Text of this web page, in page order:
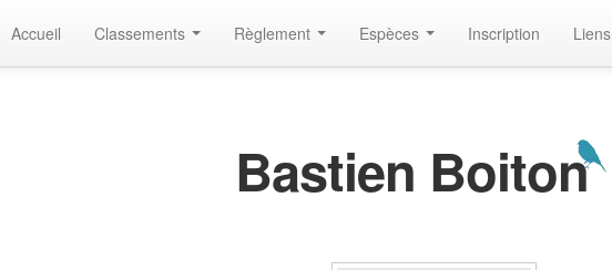
Accueil Classements Règlement Espèces Inscription Liens
Bastien Boiton